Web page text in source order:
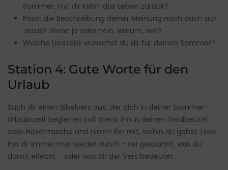
Sommer, mit dir kehrt das Leben zurück?
Passt die Beschreibung deiner Meinung nach auch auf
Jesus? Wenn ja oder nein, warum, wie?
Welche Liedzeile wünschst du dir für deinen Sommer?
Station 4: Gute Worte für den
Urlaub
Such dir einen Bibelvers aus, der dich in deiner Sommer-
Urlaubszeit begleiten soll. Steck ihn in deinen Geldbeutel
oder Hosentasche und nimm ihn mit, wohin du gehst. Lese
ihn dir immer mal wieder durch – sei gespannt, was du
damit erlebst – oder was dir der Vers bedeutet.